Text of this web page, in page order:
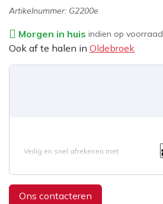
Artikelnummer: G2200e
Morgen in huis indien op voorraad
Ook af te halen in Oldebroek
Veilig en snel afrekenen met
Ons contacteren